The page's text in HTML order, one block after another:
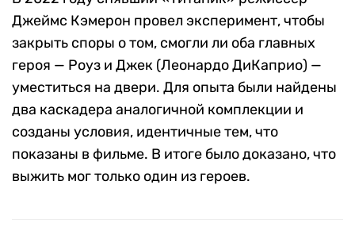
Джеймс Кэмерон провел эксперимент, чтобы
закрыть споры о том, смогли ли оба главных
героя — Роуз и Джек (Леонардо ДиКаприо) —
уместиться на двери. Для опыта были найдены
два каскадера аналогичной комплекции и
созданы условия, идентичные тем, что
показаны в фильме. В итоге было доказано, что
выжить мог только один из героев.